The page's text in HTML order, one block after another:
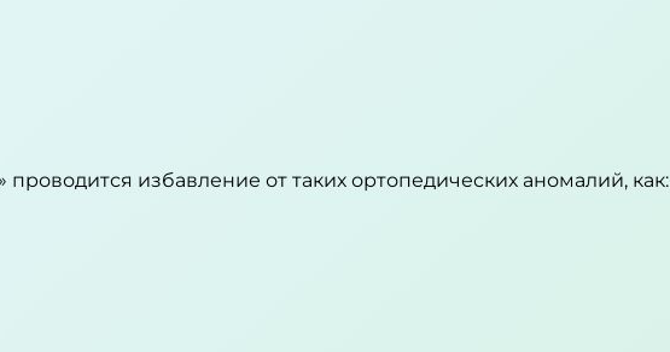
избавление от таких ортопедических аномалий, как: